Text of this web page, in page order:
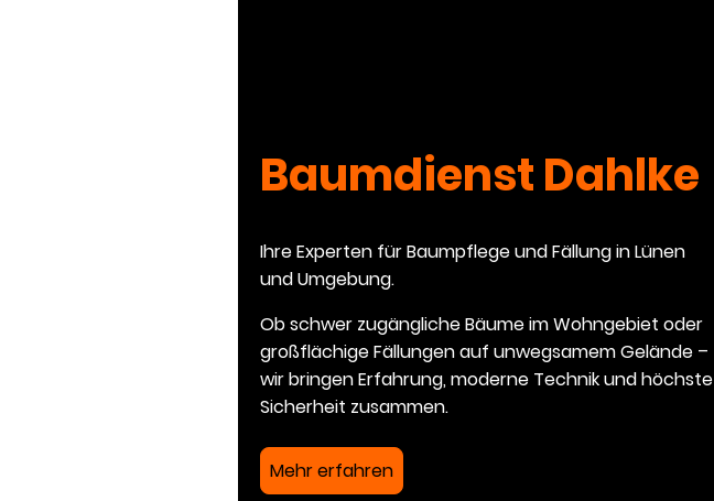
Baumdienst Dahlke
Ihre Experten für Baumpflege und Fällung in Lünen
und Umgebung.
Ob schwer zugängliche Bäume im Wohngebiet oder
großflächige Fällungen auf unwegsamem Gelände –
wir bringen Erfahrung, moderne Technik und höchste
Sicherheit zusammen.
Mehr erfahren